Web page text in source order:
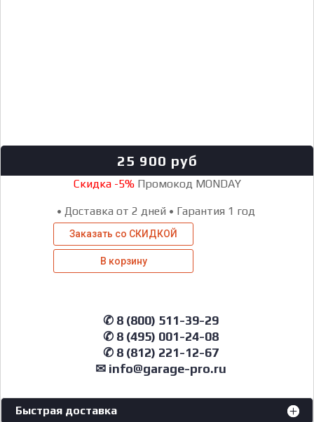
25 900 руб
Скидка -5%Промокод MONDAY
• Доставка от 2 дней • Гарантия 1 год
Заказать со СКИДКОЙ
В корзину
✆ 8 (800) 511-39-29
✆ 8 (495) 001-24-08
✆ 8 (812) 221-12-67
✉ info@garage-pro.ru
Быстрая доставка